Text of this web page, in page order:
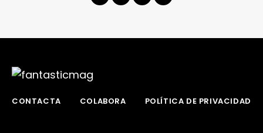
CONTACTA COLABORA POLÍTICA DE PRIVACIDAD